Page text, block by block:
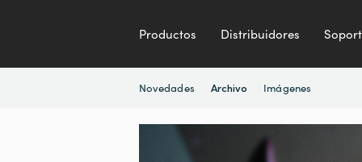
Productos Distribuidores
Novedades Archivo Imágenes